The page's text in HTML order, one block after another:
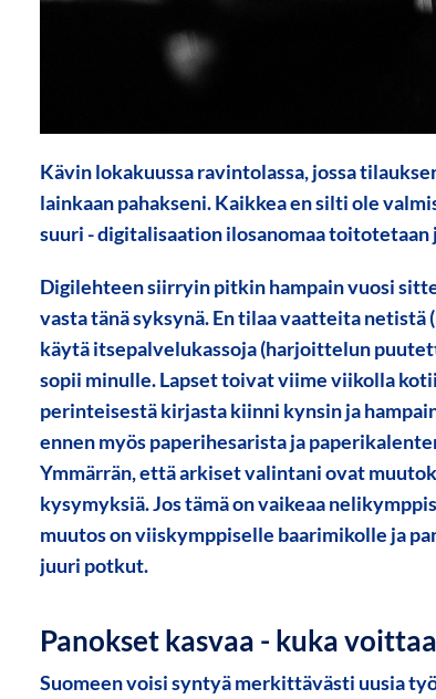
Kävin lokakuussa ravintolassa, jossa
lainkaan pahakseni. Kaikkea en silti ole
suuri - digitalisaation ilosanomaa
Digilehteen siirryin pitkin hampain vuosi
vasta tänä syksynä. En tilaa vaatteita
käytä itsepalvelukassoja (harjoittelun
sopii minulle. Lapset toivat viime viikolla
perinteisestä kirjasta kiinni kynsin ja
ennen myös paperihesarista ja
Ymmärrän, että arkiset valintani ovat
kysymyksiä. Jos tämä on vaikeaa
muutos on viiskymppiselle baarimikolle ja
juuri potkut.
Panokset kasvaa - kuka
Suomeen voisi syntyä merkittävästi uusia